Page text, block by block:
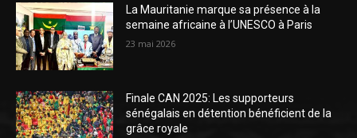
La Mauritanie marque sa présence à la
semaine africaine à l’UNESCO à Paris
23 mai 2026
Finale CAN 2025: Les supporteurs
sénégalais en détention bénéficient de la
grâce royale